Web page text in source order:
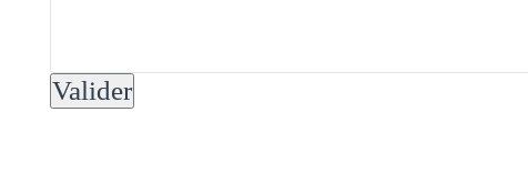
Valider